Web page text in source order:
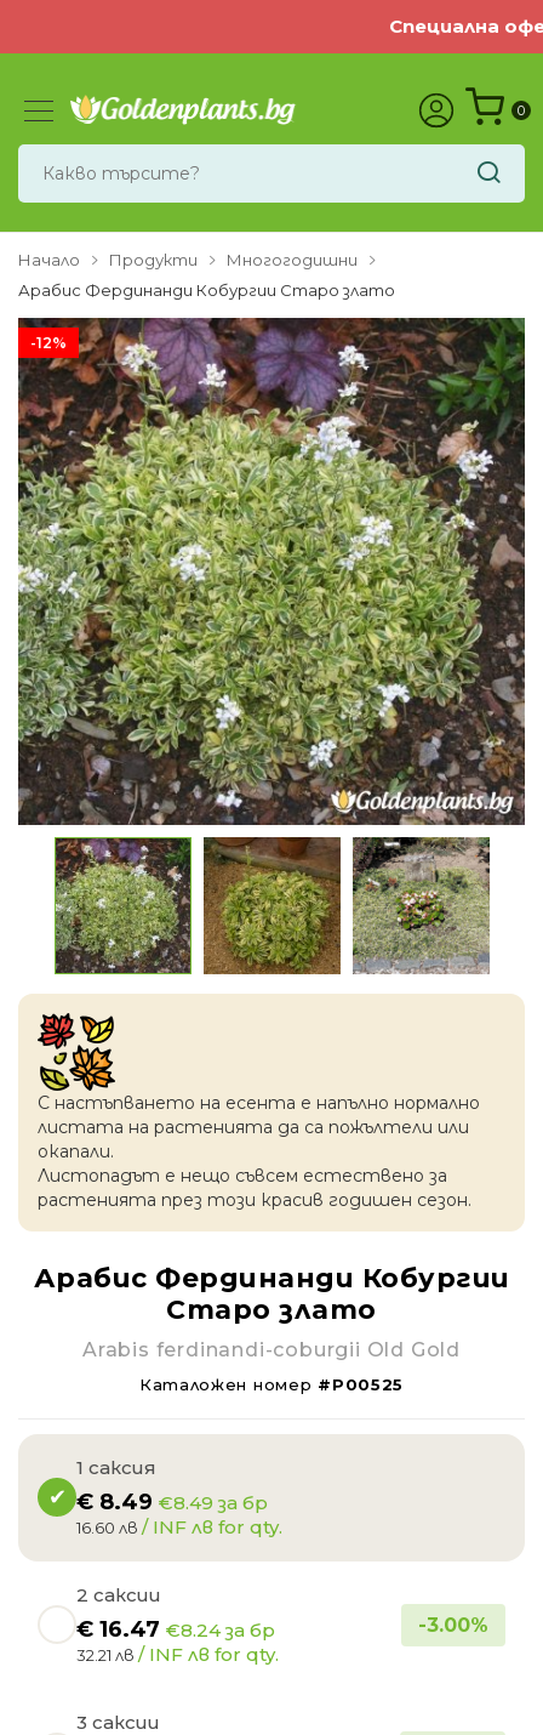
Специална
0
Начало Продукти
Многогодишни
Арабис Фердинанди Кобургии Старо злато
-12%
С настъпването на есентa е напълно нормално
листата на растенията да са пожълтели или
окапaли.
Листопадът е нещо съвсем естествено за
растенията през този красив годишен сезон.
Арабис Фердинанди Кобургии
Старо злато
Arabis ferdinandi-coburgii Old Gold
Каталожен номер #P00525
1 саксия
€ 8.49 €8.49 за бр
16.60 лв / INF лв for qty.
2 саксии
€ 16.47 €8.24 за бр
32.21 лв / INF лв for qty.
-3.00%
3 саксии